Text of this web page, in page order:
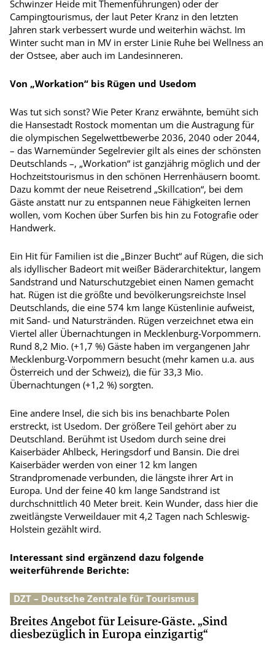
Schwinzer Heide mit Themenführungen) oder der
Campingtourismus, der laut Peter Kranz in den letzten
Jahren stark verbessert wurde und weiterhin wächst. Im
Winter sucht man in MV in erster Linie Ruhe bei Wellness an
der Ostsee, aber auch im Landesinneren.
Von „Workation“ bis Rügen und Usedom
Was tut sich sonst? Wie Peter Kranz erwähnte, bemüht sich
die Hansestadt Rostock momentan um die Austragung für
die olympischen Segelwettbewerbe 2036, 2040 oder 2044,
– das Warnemünder Segelrevier gilt als eines der schönsten
Deutschlands –, „Workation“ ist ganzjährig möglich und der
Hochzeitstourismus in den schönen Herrenhäusern boomt.
Dazu kommt der neue Reisetrend „Skillcation“, bei dem
Gäste anstatt nur zu entspannen neue Fähigkeiten lernen
wollen, vom Kochen über Surfen bis hin zu Fotografie oder
Handwerk.
Ein Hit für Familien ist die „Binzer Bucht“ auf Rügen, die sich
als idyllischer Badeort mit weißer Bäderarchitektur, langem
Sandstrand und Naturschutzgebiet einen Namen gemacht
hat. Rügen ist die größte und bevölkerungsreichste Insel
Deutschlands, die eine 574 km lange Küstenlinie aufweist,
mit Sand- und Naturstränden. Rügen verzeichnet etwa ein
Viertel aller Übernachtungen in Mecklenburg-Vorpommern.
Rund 8,2 Mio. (+1,7 %) Gäste haben im vergangenen Jahr
Mecklenburg-Vorpommern besucht (mehr kamen u.a. aus
Österreich und der Schweiz), die für 33,3 Mio.
Übernachtungen (+1,2 %) sorgten.
Eine andere Insel, die sich bis ins benachbarte Polen
erstreckt, ist Usedom. Der größere Teil gehört aber zu
Deutschland. Berühmt ist Usedom durch seine drei
Kaiserbäder Ahlbeck, Heringsdorf und Bansin. Die drei
Kaiserbäder werden von einer 12 km langen
Strandpromenade verbunden, die längste ihrer Art in
Europa. Und der feine 40 km lange Sandstrand ist
durchschnittlich 40 Meter breit. Kein Wunder, dass hier die
zweitlängste Verweildauer mit 4,2 Tagen nach Schleswig-
Holstein gezählt wird.
Interessant sind ergänzend dazu folgende
weiterführende Berichte:
DZT – Deutsche Zentrale für Tourismus
Breites Angebot für Leisure-Gäste. „Sind
diesbezüglich in Europa einzigartig“